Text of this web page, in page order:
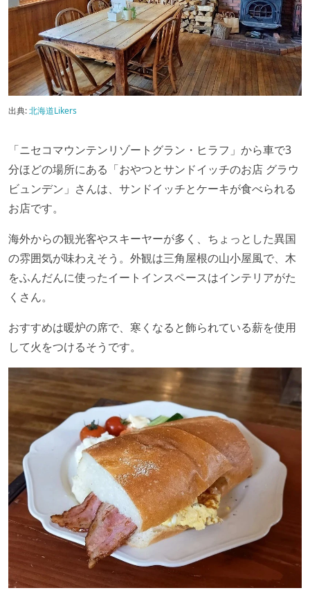
出典:北海道Likers
「ニセコマウンテンリゾートグラン・ヒラフ」から車で3
分ほどの場所にある「おやつとサンドイッチのお店 グラウ
ビュンデン」さんは、サンドイッチとケーキが食べられる
お店です。
海外からの観光客やスキーヤーが多く、ちょっとした異国
の雰囲気が味わえそう。外観は三角屋根の山小屋風で、木
をふんだんに使ったイートインスペースはインテリアがた
くさん。
おすすめは暖炉の席で、寒くなると飾られている薪を使用
して火をつけるそうです。